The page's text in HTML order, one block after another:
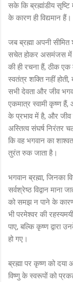
सके कि ब्रह्मांडीय
के कारण ही विद्यमान हैं।
जब ब्रह्मा अपनी सीमित
सचेत होकर असमंजस में
की ही रचना हैं, ठीक
स्वतंत्र शक्ति नहीं
सभी देवता और जीव
एकमात्र स्वामी कृष्ण
के प्रभाव में है, और
अस्तित्व संघर्ष निरंतर
कि वह भगवान का
तुरंत रुक जाता है।
भगवान ब्रह्मा, जिनका
सर्वश्रेष्ठ विद्वान माना
को समझ न पाने के कारण
भी परमेश्वर की
पाए, बल्कि कृष्ण द्वारा
हो गए।
ब्रह्मा पर कृष्ण को
विष्णु के स्वरूपों को